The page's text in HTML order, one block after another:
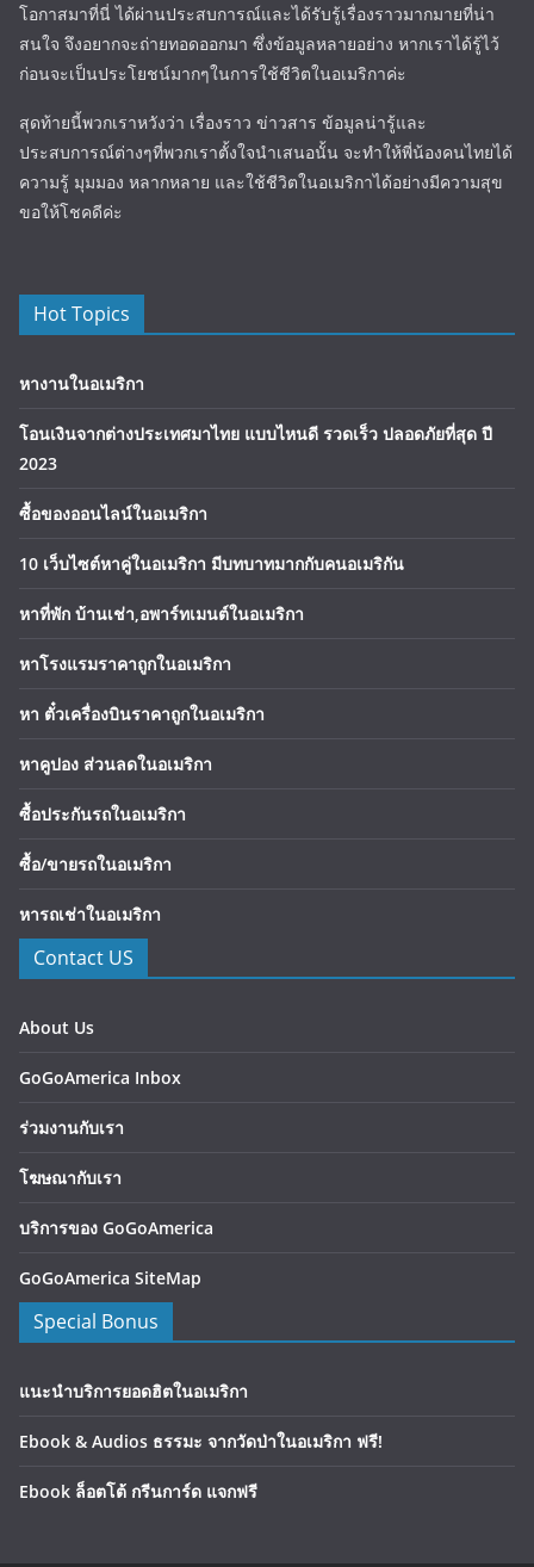
โอกาสมาที่นี่ ได้ผ่านประสบการณ์และได้รับรู้เรื่องราวมากมายที่น่า
สนใจ จึงอยากจะถ่ายทอดออกมา ซึ่งข้อมูลหลายอย่าง หากเราได้รู้ไว้
ก่อนจะเป็นประโยชน์มากๆในการใช้ชีวิตในอเมริกาค่ะ
สุดท้ายนี้พวกเราหวังว่า เรื่องราว ข่าวสาร ข้อมูลน่ารู้และ
ประสบการณ์ต่างๆที่พวกเราตั้งใจนำเสนอนั้น จะทำให้พี่น้องคนไทยได้
ความรู้ มุมมอง หลากหลาย และใช้ชีวิตในอเมริกาได้อย่างมีความสุข
ขอให้โชคดีค่ะ
Hot Topics
หางานในอเมริกา
โอนเงินจากต่างประเทศมาไทย แบบไหนดี รวดเร็ว ปลอดภัยที่สุด ปี
2023
ซื้อของออนไลน์ในอเมริกา
10 เว็บไซต์หาคู่ในอเมริกา มีบทบาทมากกับคนอเมริกัน
หาที่พัก บ้านเช่า,อพาร์ทเมนต์ในอเมริกา
หาโรงแรมราคาถูกในอเมริกา
หา ตั๋วเครื่องบินราคาถูกในอเมริกา
หาคูปอง ส่วนลดในอเมริกา
ซื้อประกันรถในอเมริกา
ซื้อ/ขายรถในอเมริกา
หารถเช่าในอเมริกา
Contact US
About Us
GoGoAmerica Inbox
ร่วมงานกับเรา
โฆษณากับเรา
บริการของ GoGoAmerica
GoGoAmerica SiteMap
Special Bonus
แนะนำบริการยอดฮิตในอเมริกา
Ebook & Audios ธรรมะ จากวัดป่าในอเมริกา ฟรี!
Ebook ล็อตโต้ กรีนการ์ด แจกฟรี